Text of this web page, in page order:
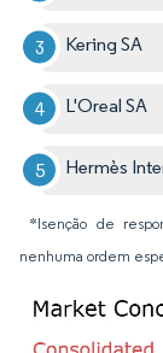
Kering SA
L'Oreal SA
Hermès
*Isenção de
nenhuma ordem